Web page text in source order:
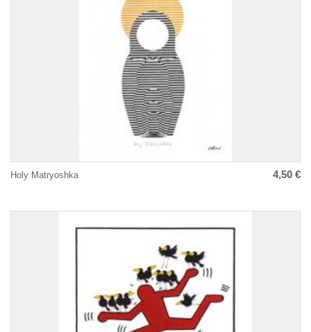
Holy Matryoshka 4,50 €